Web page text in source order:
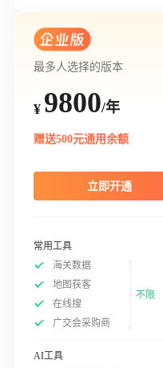
最多人选择的版本
¥ 9800/年
赠送500元通用余额
立即开通
常用工具
海关数据
地图获客
在线搜
广交会采购商
不限
AI工具